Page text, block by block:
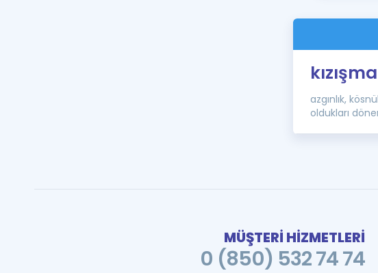
kızışma
azgınlık,
oldukları
MÜŞTERİ HİZMETLERİ
0 (850) 532 74 74